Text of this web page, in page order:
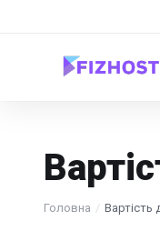
Головна Вартість